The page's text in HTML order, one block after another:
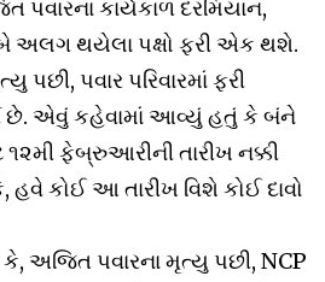
કાર્યકાળ દરમિયાન,
થયેલા પક્ષો ફરી એક થશે.
પછી, પવાર પરિવારમાં ફરી
છે. એવું કહેવામાં આવ્યું હતું કે બંને
૧૨મી ફેબ્રુઆરીની તારીખ નક્કી
હવે કોઈ આ તારીખ વિશે કોઈ દાવો
કે, અજિત પવારના મૃત્યુ પછી, NCP